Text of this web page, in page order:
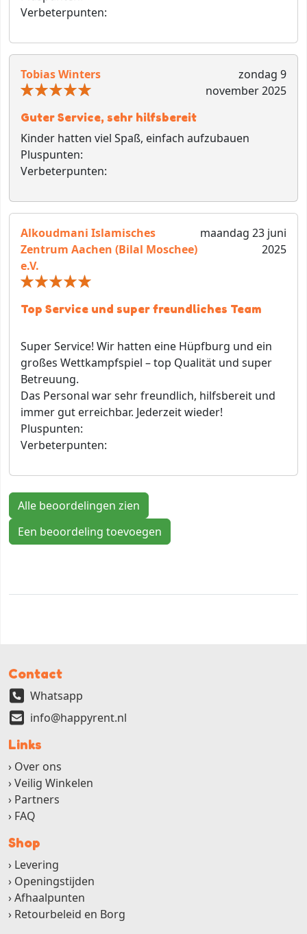
Verbeterpunten:
Tobias Winters
zondag 9
november 2025
Guter Service, sehr hilfsbereit
Kinder hatten viel Spaß, einfach aufzubauen
Pluspunten:
Verbeterpunten:
Alkoudmani Islamisches
Zentrum Aachen (Bilal Moschee)
e.V.
maandag 23 juni
2025
Top Service und super freundliches Team
Super Service! Wir hatten eine Hüpfburg und ein
großes Wettkampfspiel – top Qualität und super
Betreuung.
Das Personal war sehr freundlich, hilfsbereit und
immer gut erreichbar. Jederzeit wieder!
Pluspunten:
Verbeterpunten:
Alle beoordelingen zien
Een beoordeling toevoegen
Contact
Whatsapp
info@happyrent.nl
Links
Over ons
Veilig Winkelen
Partners
FAQ
Shop
Levering
Openingstijden
Afhaalpunten
Retourbeleid en Borg